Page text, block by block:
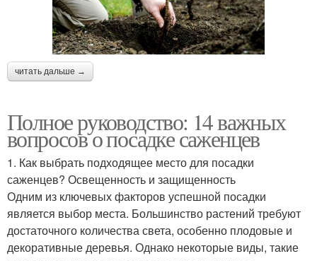
читать дальше →
Полное руководство: 14 важных
вопросов о посадке саженцев
1. Как выбрать подходящее место для посадки
саженцев? Освещенность и защищенность
Одним из ключевых факторов успешной посадки
является выбор места. Большинство растений требуют
достаточного количества света, особенно плодовые и
декоративные деревья. Однако некоторые виды, такие